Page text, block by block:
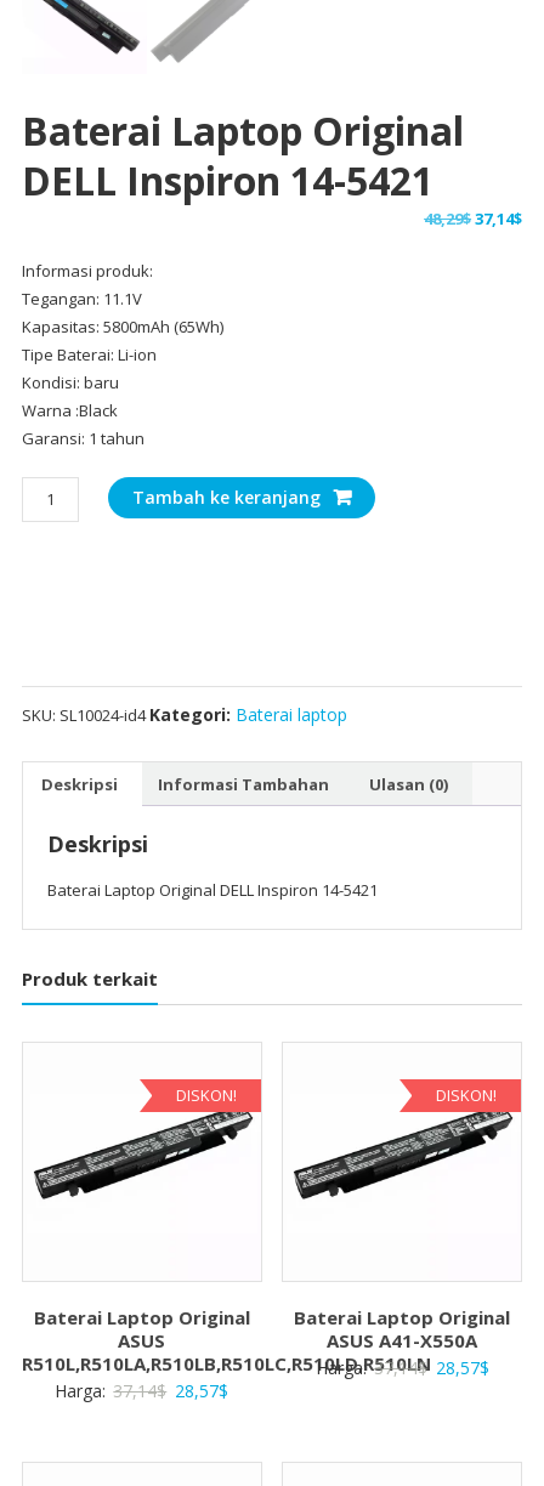
Baterai Laptop Original
DELL Inspiron 14-5421
48,29$Harga
37,14$
Informasi produk:
Tegangan: 11.1V
Kapasitas: 5800mAh (65Wh)
Tipe Baterai: Li-ion
Kondisi: baru
Warna :Black
Garansi: 1 tahun
Kuantitas
Baterai
5421
Tambah ke keranjang
SKU: SL10024-id4 Kategori: Baterai laptop
Deskripsi Informasi Tambahan Ulasan (0)
Deskripsi
Baterai Laptop Original DELL Inspiron 14-5421
Produk terkait
DISKON!
Baterai Laptop Original
ASUS
R510L,R510LA,R510LB,R510LC,R510LD,R510LN
Harga: 37,14$ Harga
28,57$
DISKON!
Baterai Laptop Original
ASUS A41-X550A
Harga: 37,14$ Harga
37,14$.
28,57$Harga
adalah: